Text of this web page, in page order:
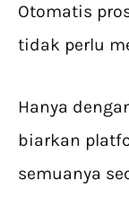
Otomatis
tidak perlu
Hanya
biarkan
semuanya